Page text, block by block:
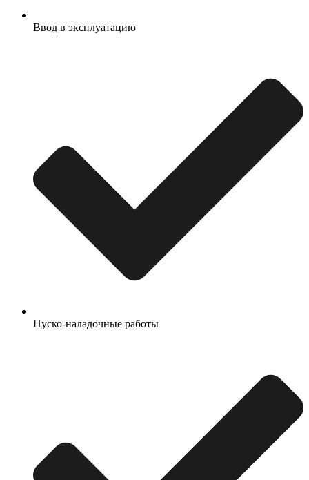
Ввод в эксплуатацию
Пуско-наладочные работы